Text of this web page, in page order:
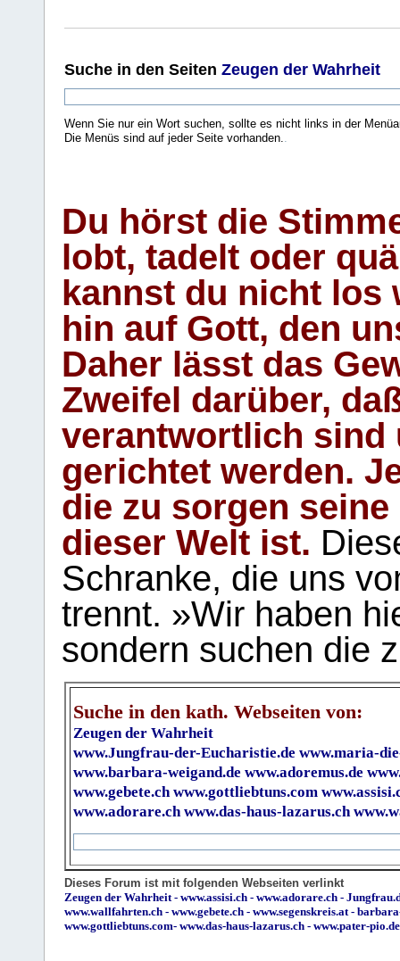
Suche in den Seiten Zeugen der Wahrheit
Wenn Sie nur ein Wort suchen, sollte es nicht links in der
Die Menüs sind auf jeder Seite vorhanden.
Du hörst die
lobt, tadelt oder
kannst du nicht los
hin auf Gott, den
Daher lässt das
Zweifel darüber,
verantwortlich sind
gerichtet werden.
die zu sorgen
dieser Welt ist.
Schranke, die uns
trennt. »Wir haben
sondern suchen die
Suche in den kath. Webseiten von:
Zeugen der Wahrheit
www.Jungfrau-der-Eucharistie.de www.maria-
www.barbara-weigand.de www.adoremus.de
www.gebete.ch www.gottliebtuns.com
www.adorare.ch www.das-haus-lazarus.ch
Dieses Forum ist mit folgenden Webseiten verlinkt
Zeugen der Wahrheit - www.assisi.ch - www.adorare.ch -
www.wallfahrten.ch - www.gebete.ch - www.segenskreis.at -
www.gottliebtuns.com- www.das-haus-lazarus.ch - www.pater-pio.de